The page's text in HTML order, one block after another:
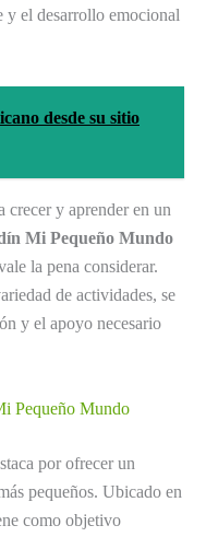
y el desarrollo emocional
desde su sitio
crecer y aprender en un
Mi Pequeño Mundo
la pena considerar.
de actividades, se
y el apoyo necesario
Pequeño Mundo
por ofrecer un
pequeños. Ubicado en
como objetivo